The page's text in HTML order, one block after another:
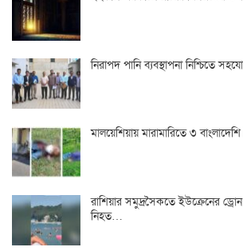
নিরাপদ পানি ব্যবস্থাপনা নিশ্চিতে
মালয়েশিয়ায় মারামারিতে ৩
রাশিয়ার সমুদ্রসৈকতে ইউক্রেনের
নিহত…